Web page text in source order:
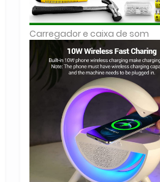
Carregador e caixa de som